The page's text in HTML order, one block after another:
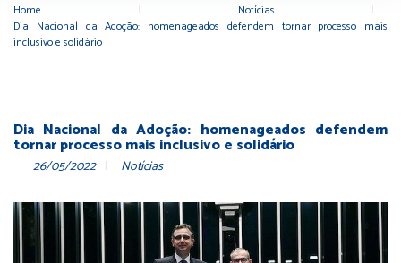
Home Notícias
Dia Nacional da Adoção: homenageados defendem tornar processo mais
inclusivo e solidário
Dia Nacional da Adoção: homenageados defendem
tornar processo mais inclusivo e solidário
26/05/2022 Notícias